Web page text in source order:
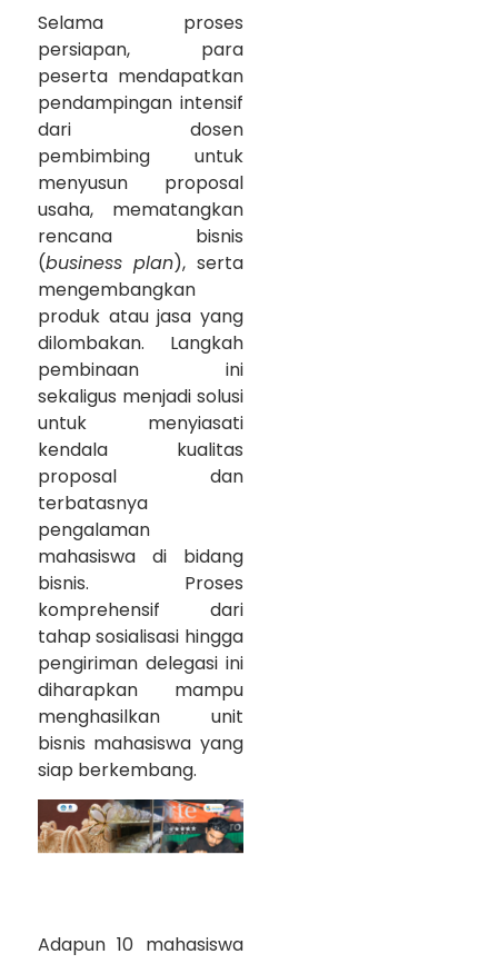
Selama proses
persiapan, para
peserta mendapatkan
pendampingan intensif
dari dosen
pembimbing untuk
menyusun proposal
usaha, mematangkan
rencana bisnis
(business plan), serta
mengembangkan
produk atau jasa yang
dilombakan. Langkah
pembinaan ini
sekaligus menjadi solusi
untuk menyiasati
kendala kualitas
proposal dan
terbatasnya
pengalaman
mahasiswa di bidang
bisnis. Proses
komprehensif dari
tahap sosialisasi hingga
pengiriman delegasi ini
diharapkan mampu
menghasilkan unit
bisnis mahasiswa yang
siap berkembang.
Adapun 10 mahasiswa